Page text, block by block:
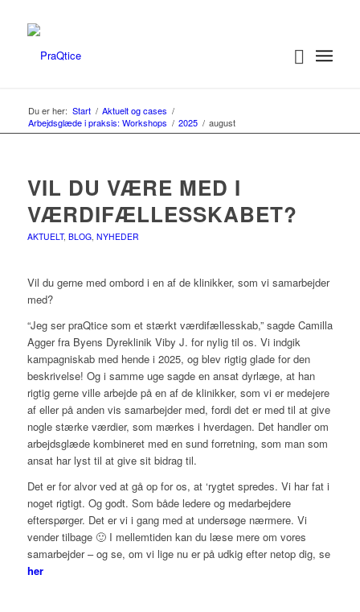
Du er her: Start / Aktuelt og cases /
Arbejdsglæde i praksis: Workshops / 2025 / august
VIL DU VÆRE MED I
VÆRDIFÆLLESSKABET?
AKTUELT, BLOG, NYHEDER
Vil du gerne med ombord i en af de klinikker, som vi samarbejder
med?
“Jeg ser praQtice som et stærkt værdifællesskab,” sagde Camilla
Agger fra Byens Dyreklinik Viby J. for nylig til os. Vi indgik
kampagniskab med hende i 2025, og blev rigtig glade for den
beskrivelse! Og i samme uge sagde en ansat dyrlæge, at han
rigtig gerne ville arbejde på en af de klinikker, som vi er medejere
af eller på anden vis samarbejder med, fordi det er med til at give
nogle stærke værdier, som mærkes i hverdagen. Det handler om
arbejdsglæde kombineret med en sund forretning, som man som
ansat har lyst til at give sit bidrag til.
Det er for alvor ved at gå op for os, at ‘rygtet spredes. Vi har fat i
noget rigtigt. Og godt. Som både ledere og medarbejdere
efterspørger. Det er vi i gang med at undersøge nærmere. Vi
vender tilbage 🙂 I mellemtiden kan du læse mere om vores
samarbejder – og se, om vi lige nu er på udkig efter netop dig, se
her